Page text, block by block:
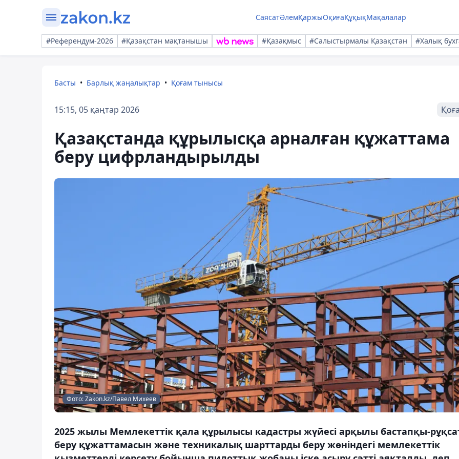
СаясатӘлемҚаржыОқиғаҚұқықМақалалар
#Референдум-2026 #Қазақстан мақтанышы #Қазақмыс #Салыстырмалы Қазақстан #Халық
Басты Барлық жаңалықтар Қоғам тынысы
15:15, 05 қаңтар 2026
Қазақстанда құрылысқа арналған құжаттама
беру цифрландырылды
Фото: Zakon.kz/Павел Михеев
2025 жылы Мемлекеттік қала құрылысы кадастры жүйесі арқылы бастапқы-
беру құжаттамасын және техникалық шарттарды беру жөніндегі мемлекеттік